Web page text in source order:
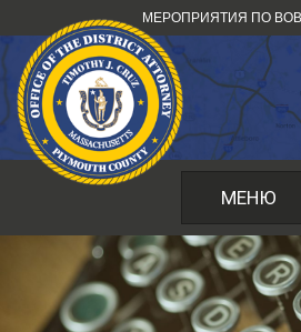
к
содержанию
МЕРОПРИЯТИЯ ПО
МЕНЮ